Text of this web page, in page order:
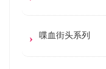
喋血街头系列